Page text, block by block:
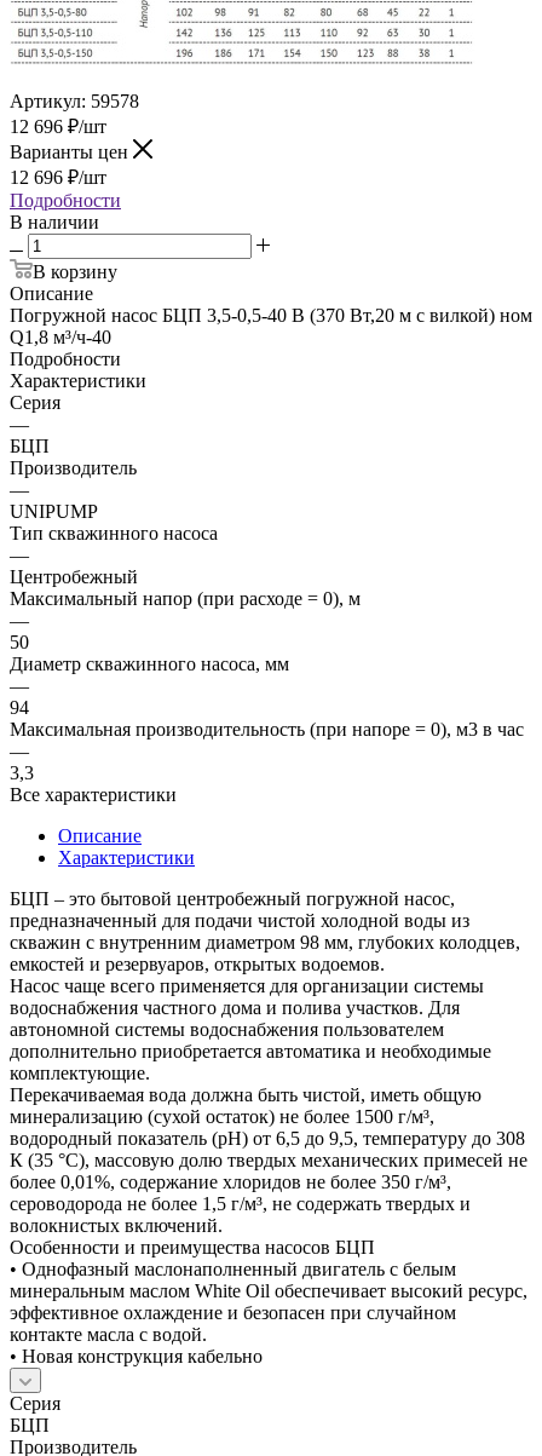
Артикул: 59578
12 696 ₽/шт
Варианты цен
12 696 ₽/шт
Подробности
В наличии
В корзину
Описание
Погружной насос БЦП 3,5-0,5-40 В (370 Вт,20 м с вилкой) ном
Q1,8 м³/ч-40
Подробности
Характеристики
Серия
—
БЦП
Производитель
—
UNIPUMP
Тип скважинного насоса
—
Центробежный
Максимальный напор (при расходе = 0), м
—
50
Диаметр скважинного насоса, мм
—
94
Максимальная производительность (при напоре = 0), м3 в час
—
3,3
Все характеристики
Описание
Характеристики
БЦП – это бытовой центробежный погружной насос,
предназначенный для подачи чистой холодной воды из
скважин с внутренним диаметром 98 мм, глубоких колодцев,
емкостей и резервуаров, открытых водоемов.
Насос чаще всего применяется для организации системы
водоснабжения частного дома и полива участков. Для
автономной системы водоснабжения пользователем
дополнительно приобретается автоматика и необходимые
комплектующие.
Перекачиваемая вода должна быть чистой, иметь общую
минерализацию (сухой остаток) не более 1500 г/м³,
водородный показатель (рН) от 6,5 до 9,5, температуру до 308
К (35 °С), массовую долю твердых механических примесей не
более 0,01%, содержание хлоридов не более 350 г/м³,
сероводорода не более 1,5 г/м³, не содержать твердых и
волокнистых включений.
Особенности и преимущества насосов БЦП
• Однофазный маслонаполненный двигатель с белым
минеральным маслом White Oil обеспечивает высокий ресурс,
эффективное охлаждение и безопасен при случайном
контакте масла с водой.
• Новая конструкция кабельно
Серия
БЦП
Производитель